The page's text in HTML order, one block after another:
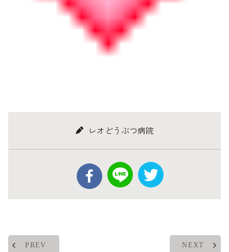
レオどうぶつ病院
PREV NEXT